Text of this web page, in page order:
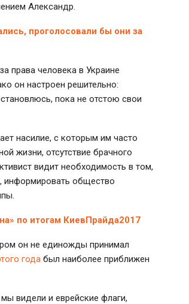
Александр.
проголосовали бы они за
права человека в Украине
он настроен решительно:
пока не отстою свои
насилие, с которым им часто
жизни, отсутствие брачного
видит необходимость в том,
информировать общество
по итогам КиевПрайда2017
он не единожды принимал
года был наиболее приближен
видели и еврейские флаги,